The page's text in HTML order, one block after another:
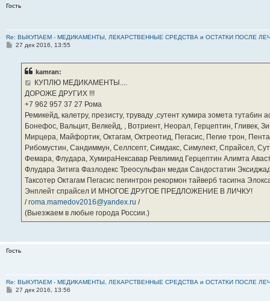
Гость
Re: ВЫКУПАЕМ - МЕДИКАМЕНТЫ, ЛЕКАРСТВЕННЫЕ СРЕДСТВА и ОСТАТКИ ПОСЛЕ
С27 дек 2016, 13:55
kamran:
КУПЛЮ МЕДИКАМЕНТЫ....
ДОРОЖЕ ДРУГИХ !!!
‪+7 962 957 37 27‬ Рома
Ремикейд, калетру, презисту, труваду ,сутент хумира зомета
Бонефос, Вальцит, Велкейд, , Вотриент, Неорал, Герцептин, Гливек,
Мирцера, Майфортик, Октагам, Октреотид, Пегасис, Пегие трон,
Рибомустин, Сандиммун, Селлсепт, Симдакс, Симулект, Спрайсел,
Фемара, Флудара, ХумираНексавар Ревлимид Герцептин Алимта
Флудара Зитига Фазлодекс Треосульфан медак Сандостатин
Таксотер Октагам Пегасис пегинтрон рекормон тайверб тасигна
Энплейт спрайсел И МНОГОЕ ДРУГОЕ ПРЕДЛОЖЕНИЕ В ЛИЧКУ!
/roma.mamedov2016@yandex.ru /
(Выезжаем в любые города России.)
Гость
Re: ВЫКУПАЕМ - МЕДИКАМЕНТЫ, ЛЕКАРСТВЕННЫЕ СРЕДСТВА и ОСТАТКИ ПОСЛЕ
С27 дек 2016, 13:56